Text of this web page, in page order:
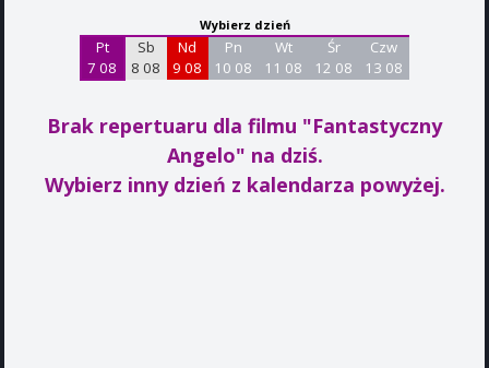
Wybierz dzień
Pt
7 08
Sb
8 08
Nd
9 08
Pn
10 08
Wt
11 08
Śr
12 08
Czw
13 08
Brak repertuaru dla filmu "Fantastyczny
Angelo" na dziś.
Wybierz inny dzień z kalendarza powyżej.